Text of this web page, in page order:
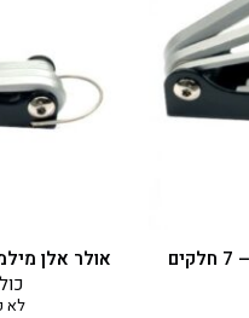
אולר אלן מילמטרי 2.5-10 ממ
לא